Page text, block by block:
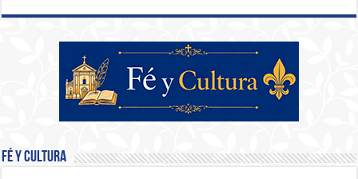
Fé y Cultura